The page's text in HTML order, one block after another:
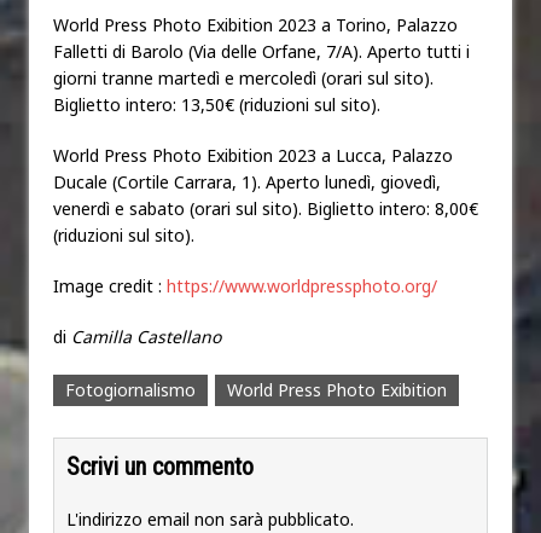
World Press Photo Exibition 2023 a Torino, Palazzo
Falletti di Barolo (Via delle Orfane, 7/A). Aperto tutti i
giorni tranne martedì e mercoledì (orari sul sito).
Biglietto intero: 13,50€ (riduzioni sul sito).
World Press Photo Exibition 2023 a Lucca, Palazzo
Ducale (Cortile Carrara, 1). Aperto lunedì, giovedì,
venerdì e sabato (orari sul sito). Biglietto intero: 8,00€
(riduzioni sul sito).
Image credit : https://www.worldpressphoto.org/
di Camilla Castellano
Fotogiornalismo World Press Photo Exibition
Scrivi un commento
L'indirizzo email non sarà pubblicato.